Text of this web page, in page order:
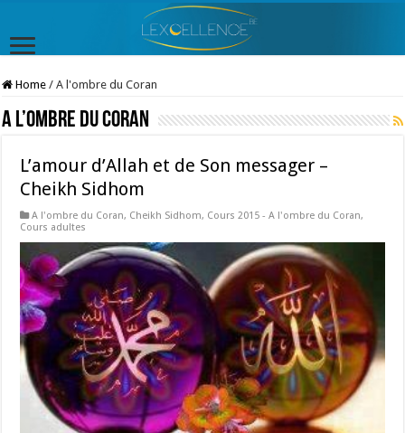
Home / A l'ombre du Coran
A l’ombre du Coran
L’amour d’Allah et de Son messager –
Cheikh Sidhom
A l'ombre du Coran, Cheikh Sidhom, Cours 2015 - A l'ombre du Coran,
Cours adultes